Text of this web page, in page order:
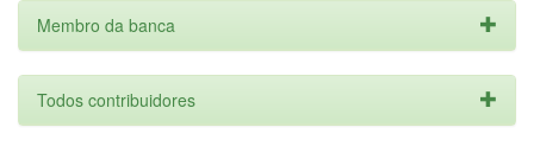
Membro da banca
Todos contribuidores